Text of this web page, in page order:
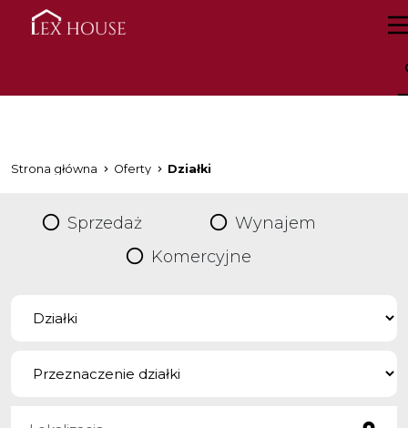
Strona główna Oferty Działki
Sprzedaż
Wynajem
Komercyjne